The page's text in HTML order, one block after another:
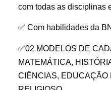
com todas as disciplinas
✅ Com habilidades da
✅02 MODELOS DE
MATEMÁTICA,
CIÊNCIAS, EDUCAÇÃO